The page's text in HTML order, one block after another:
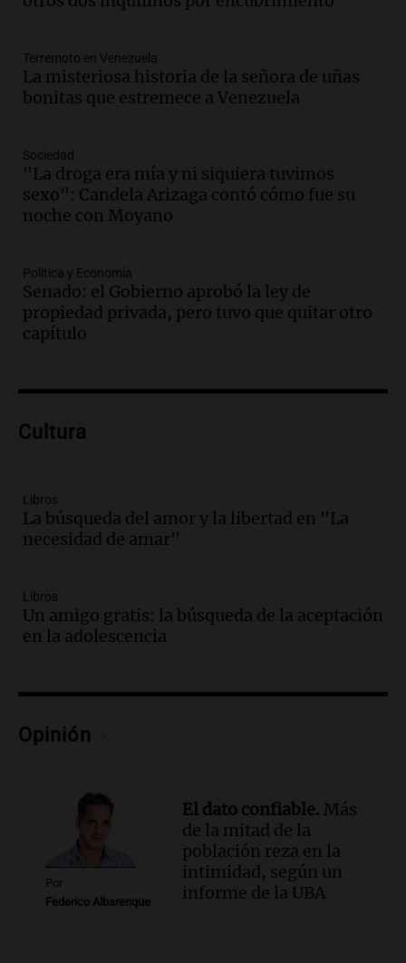
Episodios
Audio.Trump acusa a México de
perjudicar la economía estadounidense
Panorama Federal
Episodios
Audio.México y Perú reanudan
relaciones diplomáticas tras nueve
Episodios
Audio.Kicillof critica represión en
marcha y otras noticias nacionales de
este miércoles
Episodios
perjudicar a Estados Unidos en medio de
Episodios
Audio.Oncativo presenta su 52ª Fiesta
Nacional del Salame con la novedad de la
Episodios
Audio.El reclamo del sector industrial
Noticias Rosario
Audio.
Panorama Federal
Episodios
Audio.Uspallata enfrenta un temporal
de nieve que deja varados a 1500
camiones por más de 24 días
Noticias
Terremoto en Venezuela
La misteriosa historia de la señora de uñas
bonitas que estremece a Venezuela
Sociedad
"La droga era mía y ni siquiera tuvimos
sexo": Candela Arizaga contó cómo fue su
noche con Moyano
Política y Economía
Senado: el Gobierno aprobó la ley de
propiedad privada, pero tuvo que quitar otro
capítulo
Cultura
Libros
La búsqueda del amor y la libertad en "La
necesidad de amar"
Libros
Un amigo gratis: la búsqueda de la aceptación
en la adolescencia
Opinión
Por
Federico Albarenque
El dato confiable. Más
de la mitad de la
población reza en la
intimidad, según un
informe de la UBA